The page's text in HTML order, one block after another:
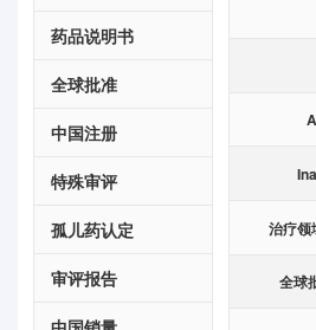
药品说明书
全球批准
中国注册
特殊审评
孤儿药认定
审评报告
治疗领
全球